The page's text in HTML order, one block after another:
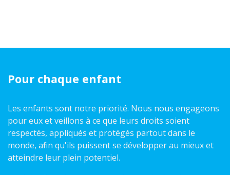
Pour chaque enfant
Les enfants sont notre priorité. Nous nous engageons
pour eux et veillons à ce que leurs droits soient
respectés, appliqués et protégés partout dans le
monde, afin qu'ils puissent se développer au mieux et
atteindre leur plein potentiel.